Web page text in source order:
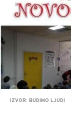
IZVOR: BUDIMO LJUDI